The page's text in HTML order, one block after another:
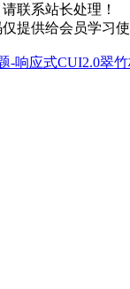
联系站长处理！
提供给会员学习使
-响应式CUI2.0翠